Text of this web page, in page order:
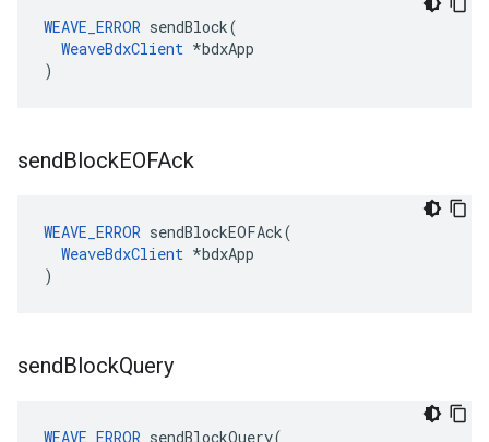
WEAVE_ERROR sendBlock(
WeaveBdxClient *bdxApp
)
sendBlockEOFAck
WEAVE_ERROR sendBlockEOFAck(
WeaveBdxClient *bdxApp
)
sendBlockQuery
WEAVE_ERROR sendBlockQuery(